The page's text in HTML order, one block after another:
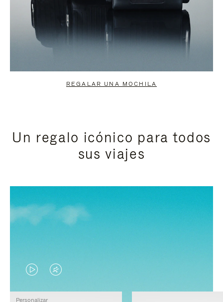
REGALAR UNA MOCHILA
Un regalo icónico para todos
sus viajes
EL
VÍDEO
EL
SONIDO
Personalizar